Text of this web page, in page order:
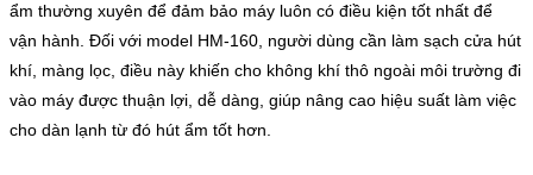
ẩm thường xuyên để đảm bảo máy luôn có điều kiện tốt nhất để
vận hành. Đối với model HM-160, người dùng cần làm sạch cửa hút
khí, màng lọc, điều này khiến cho không khí thô ngoài môi trường đi
vào máy được thuận lợi, dễ dàng, giúp nâng cao hiệu suất làm việc
cho dàn lạnh từ đó hút ẩm tốt hơn.